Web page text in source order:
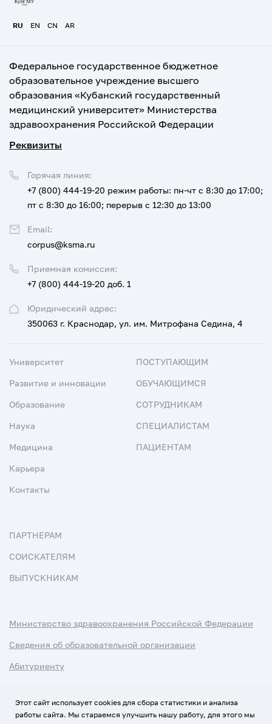
RU EN CN AR
Федеральное государственное бюджетное
образовательное учреждение высшего
образования «Кубанский государственный
медицинский университет» Министерства
здравоохранения Российской Федерации
Реквизиты
Юридический адрес:
350063 г. Краснодар, ул. им. Митрофана Седина, 4
Приемная комиссия:
+7 (800) 444-19-20 доб. 1
Горячая линия:
+7 (800) 444-19-20 режим работы: пн-чт с 8:30 до 17:00;
пт с 8:30 до 16:00; перерыв с 12:30 до 13:00
Email:
corpus@ksma.ru
Университет
Развитие и инновации
Образование
Наука
Медицина
Карьера
Контакты
ПОСТУПАЮЩИМ
ОБУЧАЮЩИМСЯ
СОТРУДНИКАМ
СПЕЦИАЛИСТАМ
ПАЦИЕНТАМ
ПАРТНЕРАМ
СОИСКАТЕЛЯМ
ВЫПУСКНИКАМ
Министерство здравоохранения Российской Федерации
Сведения об образовательной организации
Абитуриенту
Этот сайт использует cookies для сбора статистики и анализа
работы сайта. Мы стараемся улучшить нашу работу, для этого мы